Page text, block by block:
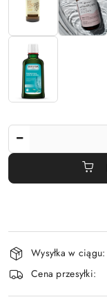
Dostępność
i
dostawa
Wysyłka w ciągu:
Cena przesyłki: